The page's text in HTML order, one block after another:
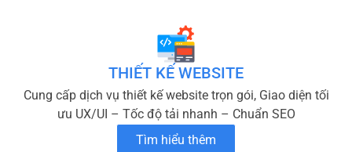
THIẾT KẾ WEBSITE
Cung cấp dịch vụ thiết kế website trọn gói, Giao diện tối
ưu UX/UI – Tốc độ tải nhanh – Chuẩn SEO
Tìm hiểu thêm